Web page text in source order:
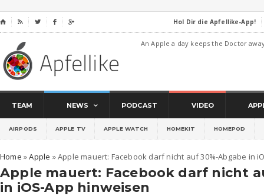
⌂     Hol Dir die Apfellike-App!
An Apple a day keeps the Doctor
TEAM NEWS PODCAST VIDEO
AIRPODS APPLE TV APPLE WATCH HOMEKIT HOMEPOD
Home »Apple »Apple mauert: Facebook darf nicht auf 30%-Abgabe in
Apple mauert: Facebook darf nicht
in iOS-App hinweisen